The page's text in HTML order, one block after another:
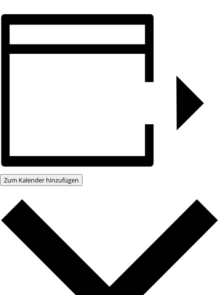
Zum Kalender hinzufügen